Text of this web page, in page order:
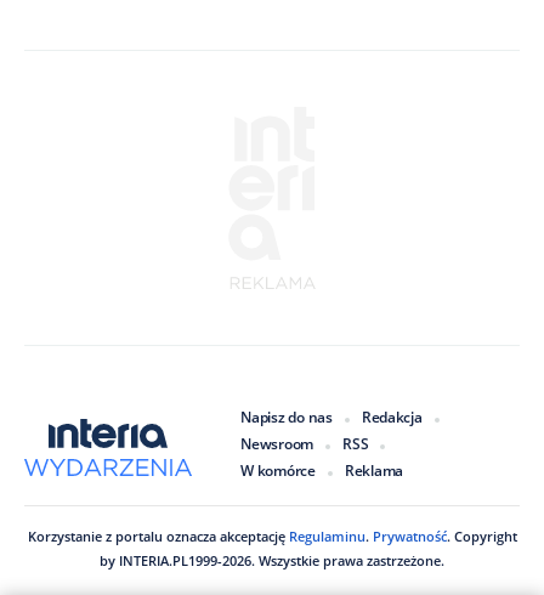
Napisz do nas
Redakcja
Newsroom
RSS
W komórce
Reklama
Korzystanie z portalu oznacza akceptację Regulaminu. Prywatność. Copyright
by INTERIA.PL1999-2026. Wszystkie prawa zastrzeżone.